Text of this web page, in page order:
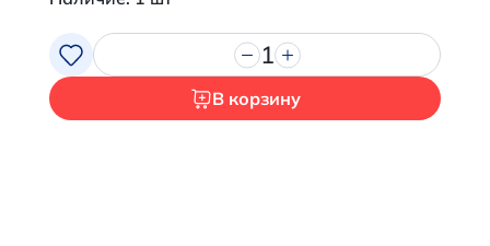
1
В корзину